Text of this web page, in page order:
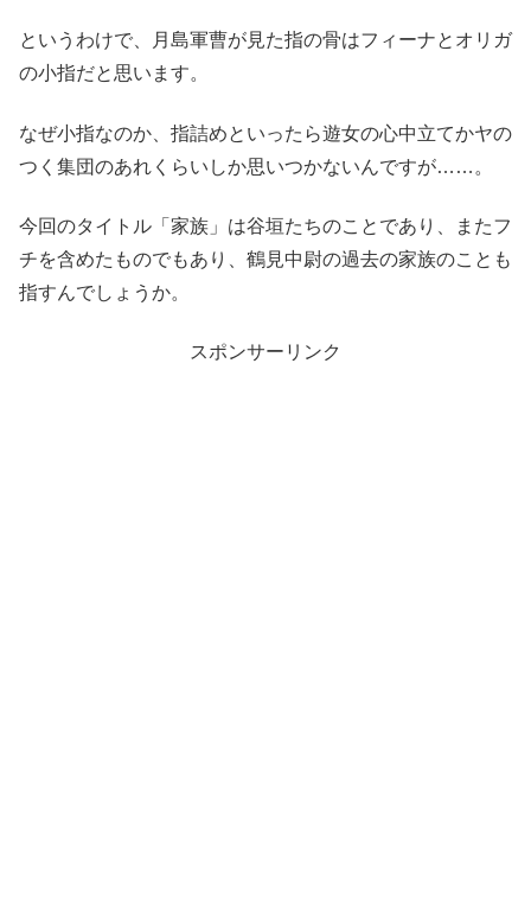
というわけで、月島軍曹が見た指の骨はフィーナとオリガ
の小指だと思います。
なぜ小指なのか、指詰めといったら遊女の心中立てかヤの
つく集団のあれくらいしか思いつかないんですが……。
今回のタイトル「家族」は谷垣たちのことであり、またフ
チを含めたものでもあり、鶴見中尉の過去の家族のことも
指すんでしょうか。
スポンサーリンク